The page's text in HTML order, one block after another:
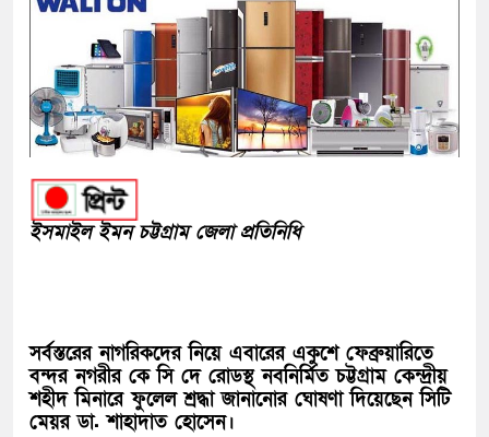
ইসমাইল ইমন চট্টগ্রাম জেলা প্রতিনিধি
সর্বস্তরের নাগরিকদের নিয়ে এবারের একুশে ফেব্রুয়ারিতে
বন্দর নগরীর কে সি দে রোডস্থ নবনির্মিত চট্টগ্রাম কেন্দ্রীয়
শহীদ মিনারে ফুলেল শ্রদ্ধা জানানোর ঘোষণা দিয়েছেন সিটি
মেয়র ডা. শাহাদাত হোসেন।